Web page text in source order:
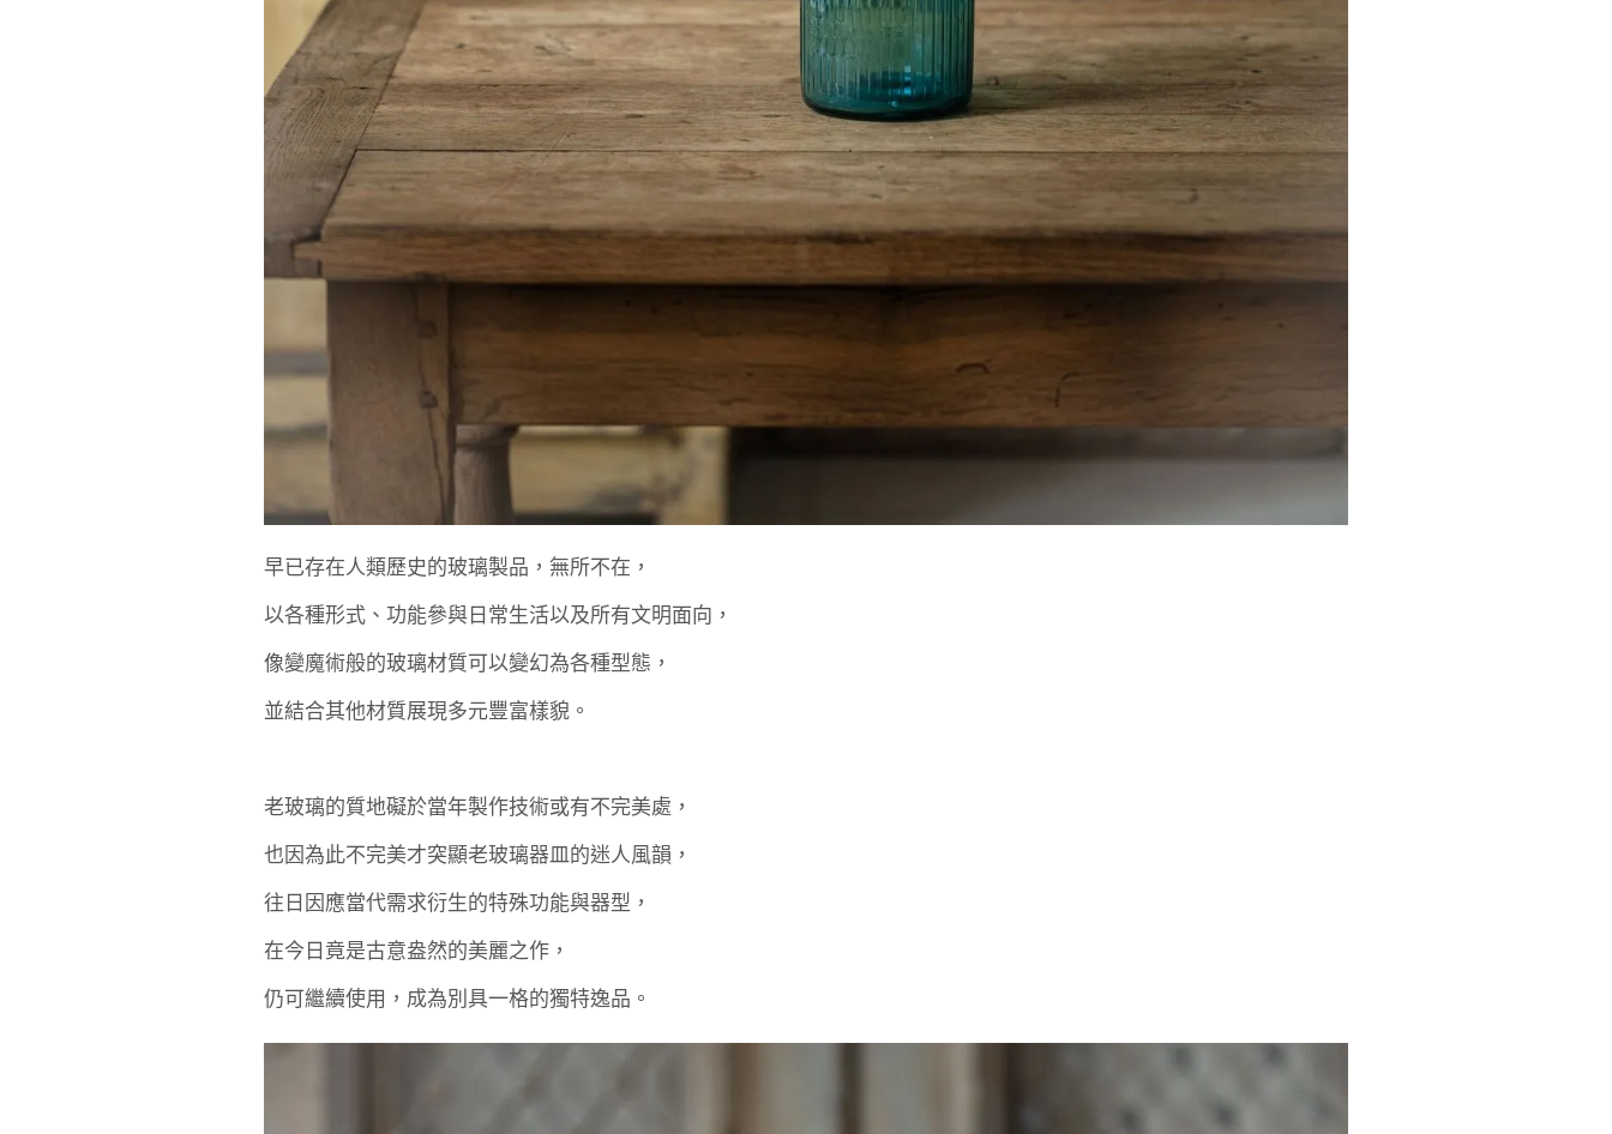
早已存在人類歷史的玻璃製品，無所不在，
以各種形式、功能參與日常生活以及所有文明面向，
像變魔術般的玻璃材質可以變幻為各種型態，
並結合其他材質展現多元豐富樣貌。
老玻璃的質地礙於當年製作技術或有不完美處，
也因為此不完美才突顯老玻璃器皿的迷人風韻，
往日因應當代需求衍生的特殊功能與器型，
在今日竟是古意盎然的美麗之作，
仍可繼續使用，成為別具一格的獨特逸品。